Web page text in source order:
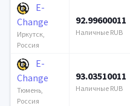
E-
Change
Иркутск,
Россия
92.99600011
Наличные RUB
E-
Change
Тюмень,
Россия
93.03510011
Наличные RUB